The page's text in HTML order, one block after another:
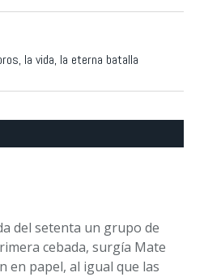
la vida, la eterna batalla
del setenta un grupo de
cebada, surgía Mate
en papel, al igual que las